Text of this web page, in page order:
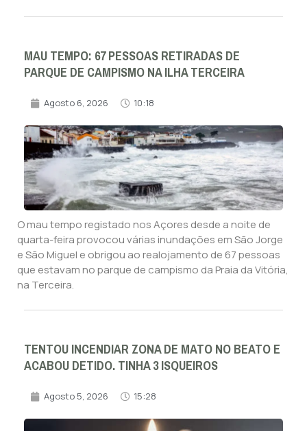
MAU TEMPO: 67 PESSOAS RETIRADAS DE
PARQUE DE CAMPISMO NA ILHA TERCEIRA
Agosto 6, 2026 10:18
O mau tempo registado nos Açores desde a noite de
quarta-feira provocou várias inundações em São Jorge
e São Miguel e obrigou ao realojamento de 67 pessoas
que estavam no parque de campismo da Praia da Vitória,
na Terceira.
TENTOU INCENDIAR ZONA DE MATO NO BEATO E
ACABOU DETIDO. TINHA 3 ISQUEIROS
Agosto 5, 2026 15:28